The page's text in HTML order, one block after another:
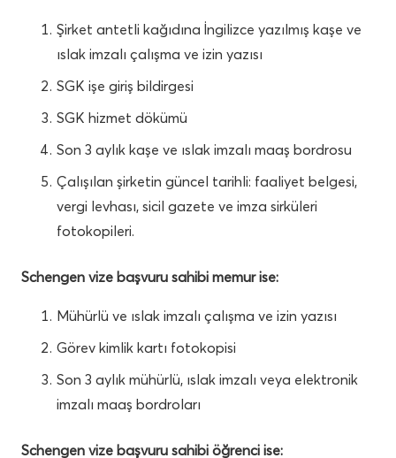
Şirket antetli kağıdına İngilizce yazılmış kaşe ve
ıslak imzalı çalışma ve izin yazısı
SGK işe giriş bildirgesi
SGK hizmet dökümü
Son 3 aylık kaşe ve ıslak imzalı maaş bordrosu
Çalışılan şirketin güncel tarihli: faaliyet belgesi,
vergi levhası, sicil gazete ve imza sirküleri
fotokopileri.
Schengen vize başvuru sahibi memur ise:
Mühürlü ve ıslak imzalı çalışma ve izin yazısı
Görev kimlik kartı fotokopisi
Son 3 aylık mühürlü, ıslak imzalı veya elektronik
imzalı maaş bordroları
Schengen vize başvuru sahibi öğrenci ise: